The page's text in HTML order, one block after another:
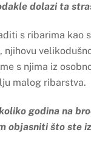
dolazi ta
s ribarima kao
njihovu
s njima iz
malog ribarstva.
godina na
objasniti što ste